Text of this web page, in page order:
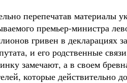
перепечатав материалы
премьер-министра
гривен в декларациях
и его родственные
замечают, а в своем
которые действительно